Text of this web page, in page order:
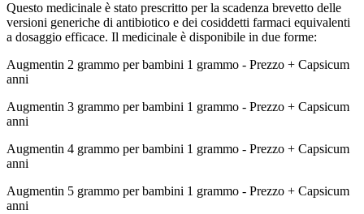
Questo medicinale è stato prescritto per la scadenza brevetto delle
versioni generiche di antibiotico e dei cosiddetti farmaci equivalenti
a dosaggio efficace. Il medicinale è disponibile in due forme:
Augmentin 2 grammo per bambini 1 grammo - Prezzo + Capsicum
anni
Augmentin 3 grammo per bambini 1 grammo - Prezzo + Capsicum
anni
Augmentin 4 grammo per bambini 1 grammo - Prezzo + Capsicum
anni
Augmentin 5 grammo per bambini 1 grammo - Prezzo + Capsicum
anni